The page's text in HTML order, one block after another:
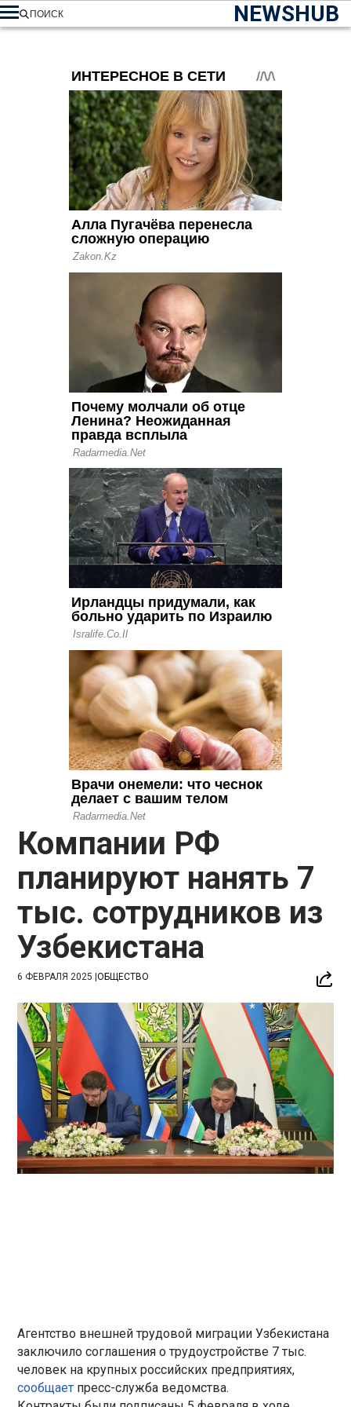
NEWSHUB
ПОИСК
Компании РФ
планируют нанять 7
тыс. сотрудников из
Узбекистана
6 ФЕВРАЛЯ 2025 |ОБЩЕСТВО
Агентство внешней трудовой миграции Узбекистана
заключило соглашения о трудоустройстве 7 тыс.
человек на крупных российских предприятиях,
сообщает пресс-служба ведомства.